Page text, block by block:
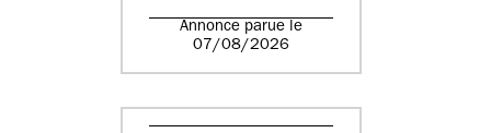
Annonce parue le
07/08/2026